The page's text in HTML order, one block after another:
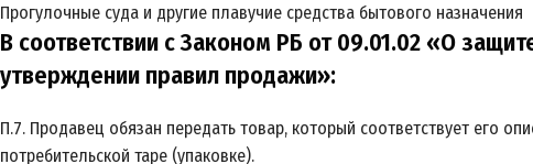
Прогулочные суда и другие плавучие средства бытового назначения
В соответствии с Законом РБ от 09.01.02 «О
утверждении правил продажи»:
П.7. Продавец обязан передать товар, который соответствует его
потребительской таре (упаковке).